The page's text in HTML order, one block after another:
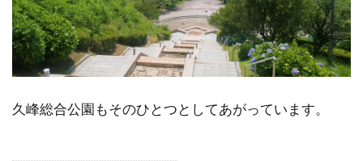
久峰総合公園もそのひとつとしてあがっています。